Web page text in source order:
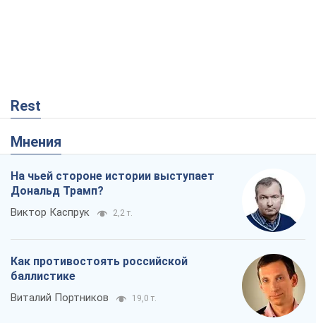
Rest
Мнения
На чьей стороне истории выступает
Дональд Трамп?
Виктор Каспрук 2,2 т.
Как противостоять российской
баллистике
Виталий Портников 19,0 т.